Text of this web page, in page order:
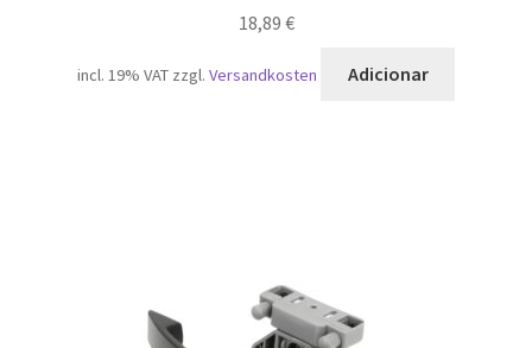
18,89 €
incl. 19% VAT zzgl. Versandkosten Adicionar